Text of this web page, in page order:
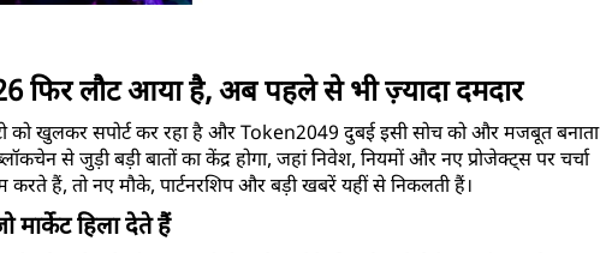
फिर लौट आया है, अब पहले से भी ज़्यादा दमदार
को खुलकर सपोर्ट कर रहा है और Token2049 दुबई इसी सोच को और मजबूत बनाता
से जुड़ी बड़ी बातों का केंद्र होगा, जहां निवेश, नियमों और नए प्रोजेक्ट्स पर चर्चा
करते हैं, तो नए मौके, पार्टनरशिप और बड़ी खबरें यहीं से निकलती हैं।
मार्केट हिला देते हैं